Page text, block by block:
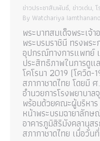
ข่าวประชาสัมพันธ์, ข่าวเด่น,
By Watchariya
พระบาทสมเด็จพระเจ้
พระบรมราชินี ทรงพร
อุปกรณ์ทางการแพทย์
ประสิทธิภาพในการดูแ
โคโรนา 2019 (โควิด
สภากาชาดไทย โดยมี
อำนวยการโรงพยาบา
พร้อมด้วยคณะผู้บริหา
หน้าพระบรมฉายาลัก
อาคารภูมิสิริมังคลานุ
สภากาชาดไทย เมื่อวั